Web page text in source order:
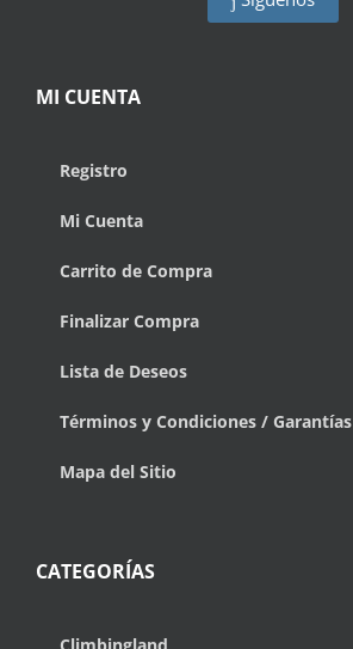
MI CUENTA
Registro
Mi Cuenta
Carrito de Compra
Finalizar Compra
Lista de Deseos
Términos y Condiciones / Garantías
Mapa del Sitio
CATEGORÍAS
Climbingland